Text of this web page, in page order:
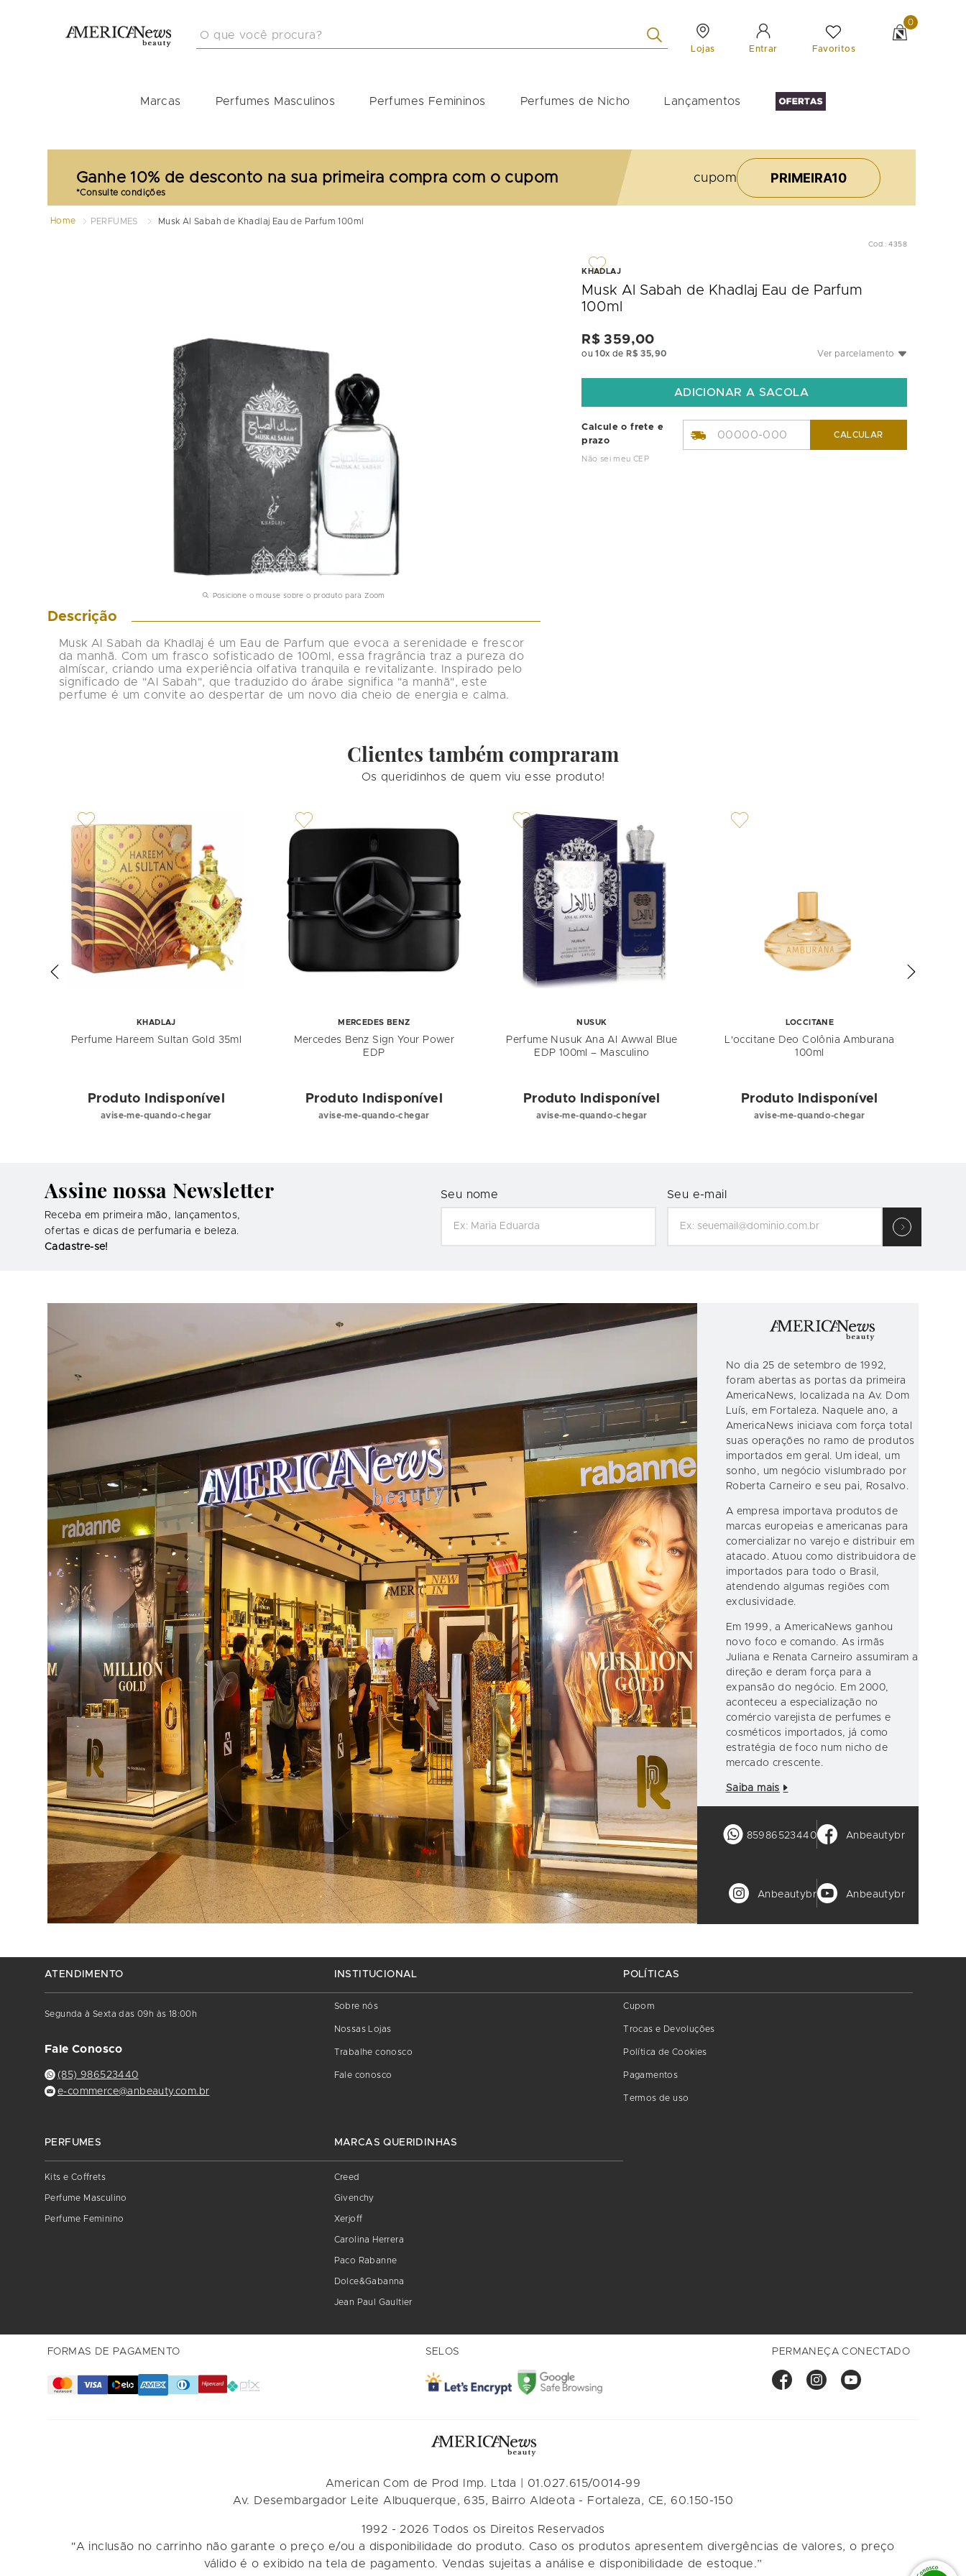
5 º
idole
Lojas Entrar Favoritos
0
Marcas Perfumes Masculinos Perfumes Femininos Perfumes de Nicho Lançamentos
Ganhe 10% de desconto na sua primeira compra com o cupom cupom PRIMEIRA10
Home PERFUMES Musk Al Sabah de Khadlaj Eau de Parfum 100ml
Posicione o mouse sobre o produto para Zoom
Descrição
Musk Al Sabah da Khadlaj é um Eau de Parfum que evoca a serenidade e frescor
da manhã. Com um frasco sofisticado de 100ml, essa fragrância traz a pureza do
almíscar, criando uma experiência olfativa tranquila e revitalizante. Inspirado pelo
significado de "Al Sabah", que traduzido do árabe significa "a manhã", este
perfume é um convite ao despertar de um novo dia cheio de energia e calma.
Cod. :4358
KHADLAJ
Musk Al Sabah de Khadlaj Eau de Parfum
100ml
R$ 359,00
ou10x de R$ 35,90 Ver parcelamento
Calcule o frete e
prazo
Não sei meu CEP
CALCULAR
Clientes também compraram
Os queridinhos de quem viu esse produto!
KHADLAJ
Perfume Hareem Sultan Gold 35ml
Produto Indisponível
avise-me-quando-chegar
MERCEDES BENZ
Mercedes Benz Sign Your Power
EDP
Produto Indisponível
avise-me-quando-chegar
NUSUK
Perfume Nusuk Ana Al Awwal Blue
EDP 100ml – Masculino
Produto Indisponível
avise-me-quando-chegar
LOCCITANE
L'occitane Deo Colônia Amburana
100ml
Produto Indisponível
avise-me-quando-chegar
Assine nossa Newsletter
Receba em primeira mão, lançamentos,
ofertas e dicas de perfumaria e beleza.
Cadastre-se!
Seu nome Seu e-mail
No dia 25 de setembro de 1992,
foram abertas as portas da primeira
AmericaNews, localizada na Av. Dom
Luís, em Fortaleza. Naquele ano, a
AmericaNews iniciava com força total
suas operações no ramo de produtos
importados em geral. Um ideal, um
sonho, um negócio vislumbrado por
Roberta Carneiro e seu pai, Rosalvo.
A empresa importava produtos de
marcas europeias e americanas para
comercializar no varejo e distribuir em
atacado. Atuou como distribuidora de
importados para todo o Brasil,
atendendo algumas regiões com
exclusividade.
Em 1999, a AmericaNews ganhou
novo foco e comando. As irmãs
Juliana e Renata Carneiro assumiram a
direção e deram força para a
expansão do negócio. Em 2000,
aconteceu a especialização no
comércio varejista de perfumes e
cosméticos importados, já como
estratégia de foco num nicho de
mercado crescente.
Saiba mais
85986523440 Anbeautybr
Anbeautybr Anbeautybr
ATENDIMENTO
Segunda à Sexta das 09h às 18:00h
Fale Conosco
(85) 986523440
e-commerce@anbeauty.com.br
INSTITUCIONAL
Sobre nós
Nossas Lojas
Trabalhe conosco
Fale conosco
POLÍTICAS
Cupom
Trocas e Devoluções
Política de Cookies
Pagamentos
Termos de uso
PERFUMES
Kits e Coffrets
Perfume Masculino
Perfume Feminino
MARCAS QUERIDINHAS
Creed
Givenchy
Xerjoff
Carolina Herrera
Paco Rabanne
Dolce&Gabanna
Jean Paul Gaultier
FORMAS DE PAGAMENTO SELOS PERMANEÇA CONECTADO
American Com de Prod Imp. Ltda | 01.027.615/0014-99
Av. Desembargador Leite Albuquerque, 635, Bairro Aldeota - Fortaleza, CE, 60.150-150
1992 - 2026 Todos os Direitos Reservados
"A inclusão no carrinho não garante o preço e/ou a disponibilidade do produto. Caso os produtos apresentem divergências de valores, o preço
válido é o exibido na tela de pagamento. Vendas sujeitas a análise e disponibilidade de estoque.”